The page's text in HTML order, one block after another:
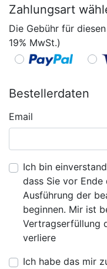
Zahlungsart
Die Gebühr für
19% MwSt.)
Bestellerdaten
Email
Ich bin
dass Sie vor
Ausführung der
beginnen. Mir ist
Vertragserfüllung
verliere
Ich habe das mir